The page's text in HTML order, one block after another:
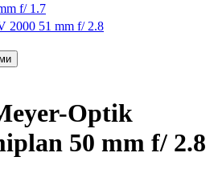
f/ 1.7
2000 51 mm f/ 2.8
Optik
50 mm f/ 2.8